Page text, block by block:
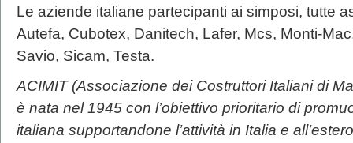
Le aziende italiane partecipanti ai simposi, tutte
Autefa, Cubotex, Danitech, Lafer, Mcs, Monti-
Savio, Sicam, Testa.
ACIMIT (Associazione dei Costruttori Italiani di
è nata nel 1945 con l’obiettivo prioritario di
italiana supportandone l’attività in Italia e